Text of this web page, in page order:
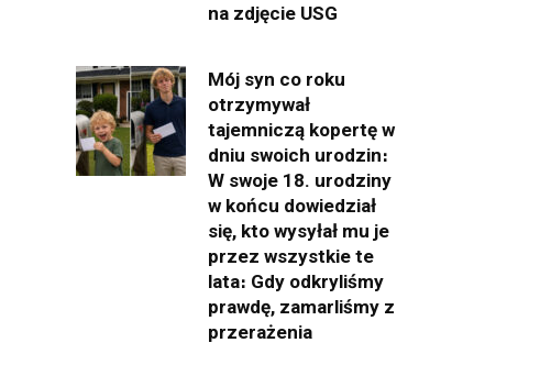
na zdjęcie USG
Mój syn co roku
otrzymywał
tajemniczą kopertę w
dniu swoich urodzin։
W swoje 18. urodziny
w końcu dowiedział
się, kto wysyłał mu je
przez wszystkie te
lata։ Gdy odkryliśmy
prawdę, zamarliśmy z
przerażenia